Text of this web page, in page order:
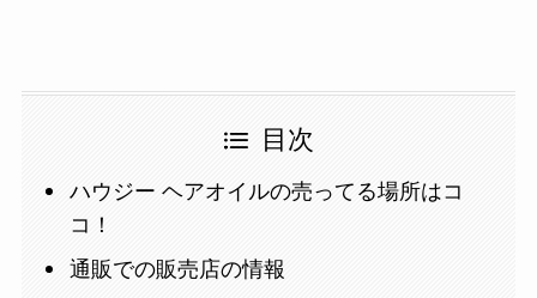
目次
ハウジー ヘアオイルの売ってる場所はコ
コ！
通販での販売店の情報